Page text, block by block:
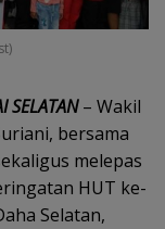
SELATAN– Wakil
bersama
melepas
HUT ke-
Selatan,